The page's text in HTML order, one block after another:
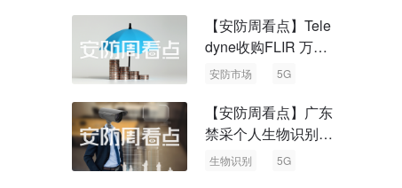
【安防周看点】Tele
dyne收购FLIR 万物
云新品牌“万御安防”
安防市场 5G
【安防周看点】广东
禁采个人生物识别信
息 中国5G基站占全
生物识别 5G